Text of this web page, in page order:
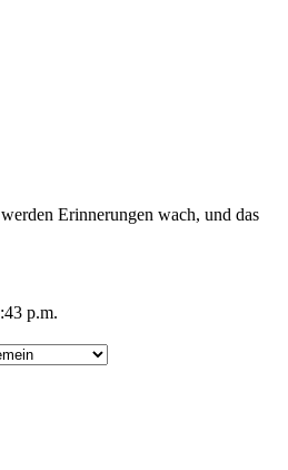
Erinnerungen wach, und das
p.m.